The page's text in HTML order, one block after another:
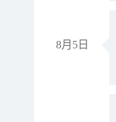
8月5日